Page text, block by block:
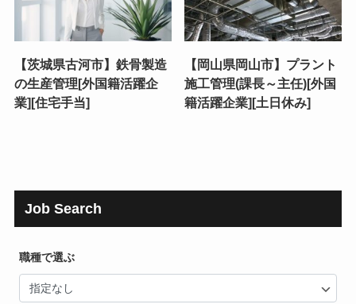
【茨城県古河市】鉄骨製造
の生産管理[外国籍活躍企
業][住宅手当]
【岡山県岡山市】プラント
施工管理(課長～主任)[外国
籍活躍企業][土日休み]
Job Search
職種で選ぶ